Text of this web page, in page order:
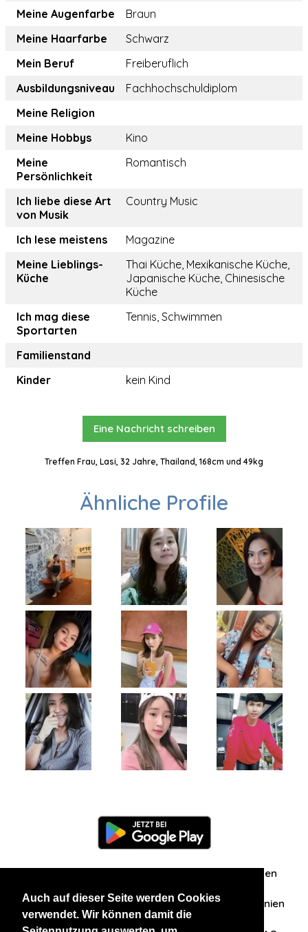
Auch auf dieser Seite werden Cookies
verwendet. Wir können damit die
Meine Augenfarbe
Braun
Meine Haarfarbe
Schwarz
Mein Beruf
Freiberuflich
Ausbildungsniveau
Fachhochschuldiplom
Meine Religion
Meine Hobbys
Kino
Meine
Persönlichkeit
Romantisch
Ich liebe diese Art
von Musik
Country Music
Ich lese meistens
Magazine
Meine Lieblings-
Küche
Thai Küche, Mexikanische Küche,
Japanische Küche, Chinesische
Küche
Ich mag diese
Sportarten
Tennis, Schwimmen
Familienstand
Kinder
kein Kind
Eine Nachricht schreiben
Treffen Frau, Lasi, 32 Jahre, Thailand, 168cm und 49kg
Ähnliche Profile
Zuschriften/Erfahrungen
Datenschutzerklärung AGB Datenschutzrichtlinien